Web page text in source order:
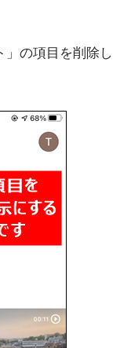
」の項目を削除し